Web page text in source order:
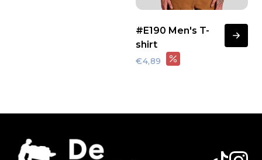
#E190 Men's T-
shirt
€4,89